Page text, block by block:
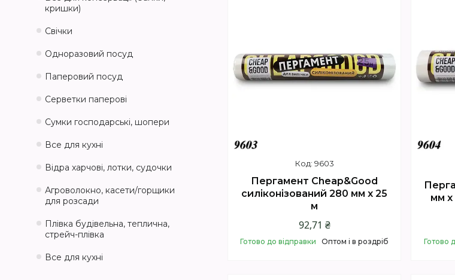
9603
Пергамент Cheap&Good
силіконізований 280 мм х 25
м
92,71 ₴
Готово до відправки Оптом і в роздріб
мм х
Готово
кришки)
Свічки
Одноразовий посуд
Паперовий посуд
Серветки паперові
Сумки господарські, шопери
Все для кухні
Відра харчові, лотки, судочки
Агроволокно, касети/горщики
для розсади
Плівка будівельна, теплична,
стрейч-плівка
Все для кухні